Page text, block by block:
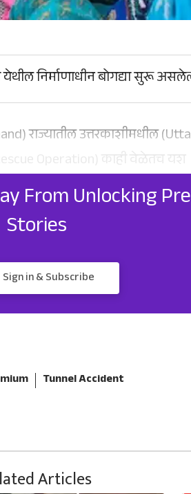
निर्माणाधीन बोगद्या सुरू
उत्तरकाशीमधील
From Unlocking
Stories
Sign in & Subscribe
Tunnel Accident
Articles